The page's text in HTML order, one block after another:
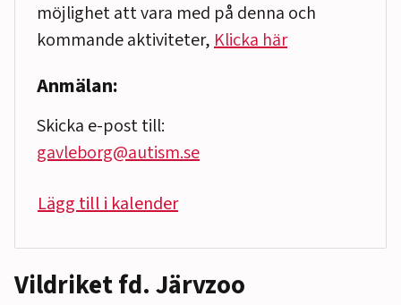
Vildriket fd. Järvzoo
möjlighet att vara med på denna och
kommande aktiviteter,Klicka här
Anmälan:
Skicka e-post till:
gavleborg@autism.se
Lägg till i kalender